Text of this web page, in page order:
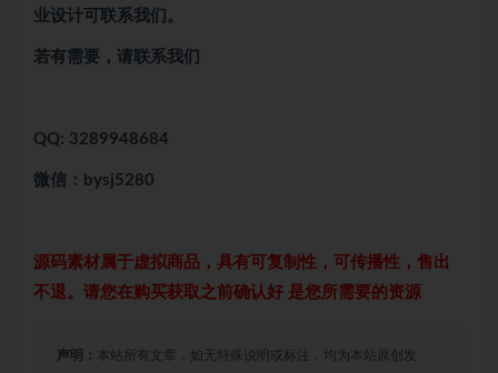
业设计可联系我们。
若有需要，请联系我们
QQ: 3289948684
微信：bysj5280
源码素材属于虚拟商品，具有可复制性，可传播性，售出
不退。请您在购买获取之前确认好 是您所需要的资源
声明： 本站所有文章，如无特殊说明或标注，均为本站原创发